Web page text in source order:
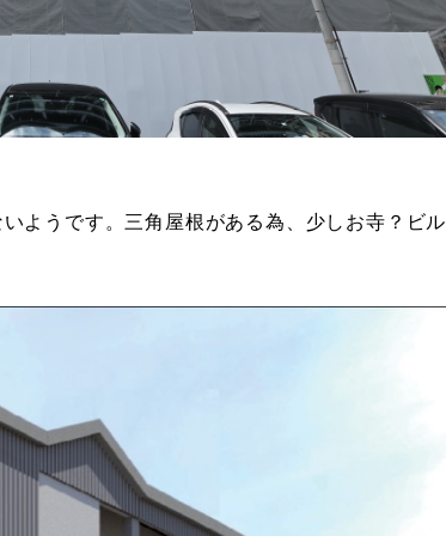
ようです。三角屋根がある為、少しお寺？ビル